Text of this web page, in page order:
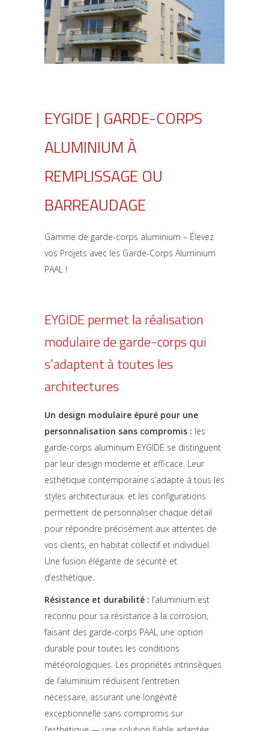
EYGIDE | GARDE-CORPS
ALUMINIUM À
REMPLISSAGE OU
BARREAUDAGE
Gamme de garde-corps aluminium – Élevez
vos Projets avec les Garde-Corps Aluminium
PAAL !
EYGIDE permet la réalisation
modulaire de garde-corps qui
s’adaptent à toutes les
architectures
Un design modulaire épuré pour une
personnalisation sans compromis : les
garde-corps aluminium EYGIDE se distinguent
par leur design moderne et efficace. Leur
esthétique contemporaine s’adapte à tous les
styles architecturaux. et les configurations
permettent de personnaliser chaque détail
pour répondre précisément aux attentes de
vos clients, en habitat collectif et individuel.
Une fusion élégante de sécurité et
d’esthétique.
Résistance et durabilité : l’aluminium est
reconnu pour sa résistance à la corrosion,
faisant des garde-corps PAAL une option
durable pour toutes les conditions
météorologiques. Les propriétés intrinsèques
de l’aluminium réduisent l’entretien
nécessaire, assurant une longévité
exceptionnelle sans compromis sur